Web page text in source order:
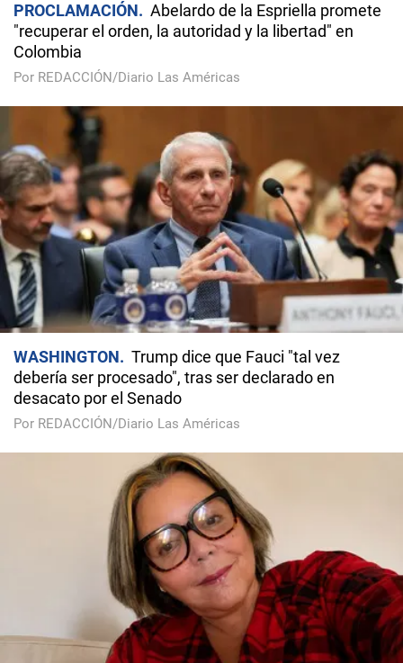
PROCLAMACIÓN
Abelardo de la Espriella promete
"recuperar el orden, la autoridad y la libertad" en
Colombia
Por REDACCIÓN/Diario Las Américas
WASHINGTON
Trump dice que Fauci "tal vez
debería ser procesado", tras ser declarado en
desacato por el Senado
Por REDACCIÓN/Diario Las Américas